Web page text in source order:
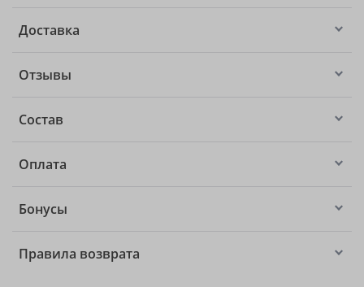
Доставка
Отзывы
Состав
Оплата
Бонусы
Правила возврата